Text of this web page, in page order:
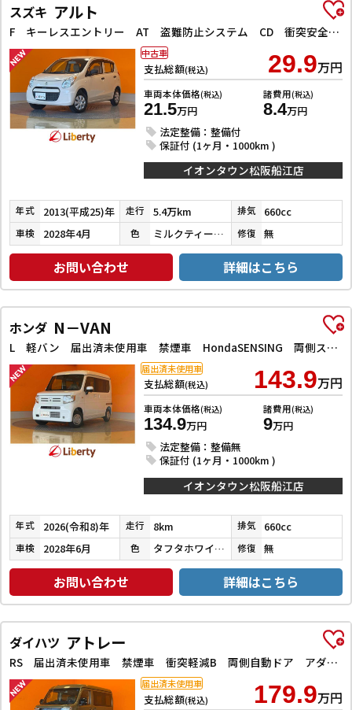
スズキ アルト
F キーレスエントリー AT 盗難防止システム CD 衝突安全ボディ エアコン パワーステアリング パワーウィンドウ
支払総額(税込) 29.9万円
車両本体価格(税込)
21.5万円
諸費用(税込)
8.4万円
法定整備：整備付
保証付 (1ヶ月・1000km )
中古車
イオンタウン松阪船江店
年式 2013(平成25)年 走行 5.4万km 排気 660cc
車検 2028年4月 色 ミルクティーベージュメタリック 修復 無
お問い合わせ 詳細はこちら
ホンダ N－VAN
L 軽バン 届出済未使用車 禁煙車 HondaSENSING 両側スライドドア アダプティブクルーズコントロール 障害物センサー オートエアコン ステアリングスイッチンドウ
支払総額(税込) 143.9万円
車両本体価格(税込)
134.9万円
諸費用(税込)
9万円
法定整備：整備無
保証付 (1ヶ月・1000km )
届出済未使用車
イオンタウン松阪船江店
年式 2026(令和8)年 走行 8km 排気 660cc
車検 2028年6月 色 タフタホワイトⅢ 修復 無
お問い合わせ 詳細はこちら
ダイハツ アトレー
RS 届出済未使用車 禁煙車 衝突軽減B 両側自動ドア アダプティブクルーズコントロール LEDヘッドライト フォグライト スマートキー プッシュスタート 障害物センサー オートエアコン
支払総額(税込) 179.9万円
届出済未使用車